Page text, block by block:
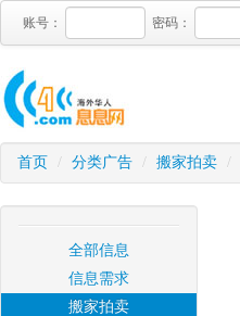
账号： 密码：
首页 / 分类广告 / 搬家拍卖 /
全部信息
信息需求
搬家拍卖